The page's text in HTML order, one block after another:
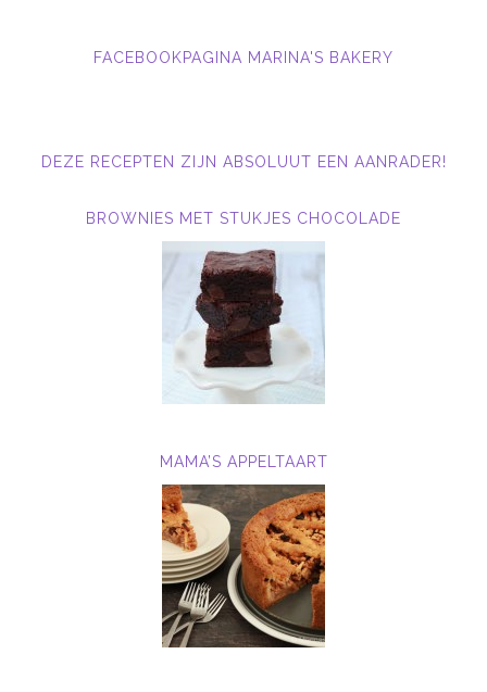
FACEBOOKPAGINA MARINA'S BAKERY
DEZE RECEPTEN ZIJN ABSOLUUT EEN AANRADER!
BROWNIES MET STUKJES CHOCOLADE
MAMA’S APPELTAART